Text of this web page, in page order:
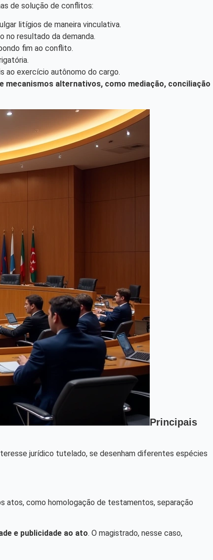
de solução de conflitos:
litígios de maneira vinculativa.
no resultado da demanda.
fim ao conflito.
ao exercício autônomo do cargo.
mecanismos alternativos, como mediação, conciliação
Principais
jurídico tutelado, se desenham diferentes espécies
atos, como homologação de testamentos, separação
e publicidade ao ato. O magistrado, nesse caso,